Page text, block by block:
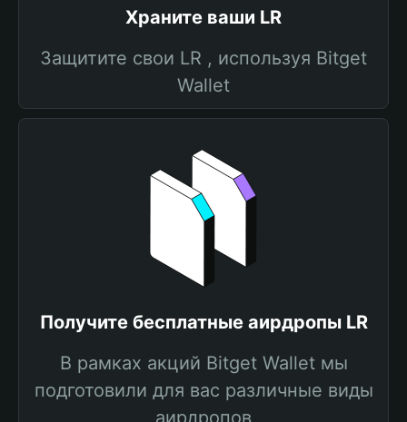
Храните ваши LR
Защитите свои LR , используя Bitget
Wallet
Получите бесплатные аирдропы LR
В рамках акций Bitget Wallet мы
подготовили для вас различные виды
аирдропов